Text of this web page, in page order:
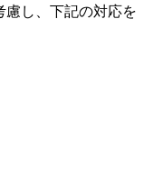
慮し、下記の対応を